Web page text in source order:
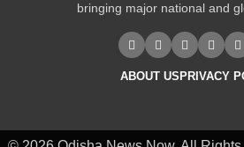
bringing major national and
ABOUT US PRIVACY